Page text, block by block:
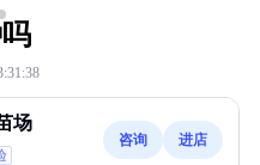
场
咨询 进店